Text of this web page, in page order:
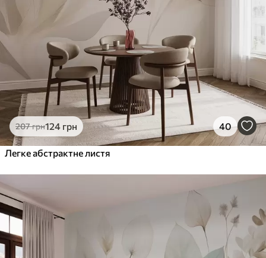
207грн124 грн 40
Легке абстрактне листя